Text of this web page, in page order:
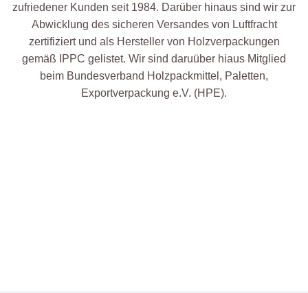
zufriedener Kunden seit 1984. Darüber hinaus sind wir zur
Abwicklung des sicheren Versandes von Luftfracht
zertifiziert und als Hersteller von Holzverpackungen
gemäß IPPC gelistet. Wir sind daruüber hiaus Mitglied
beim Bundesverband Holzpackmittel, Paletten,
Exportverpackung e.V. (HPE).